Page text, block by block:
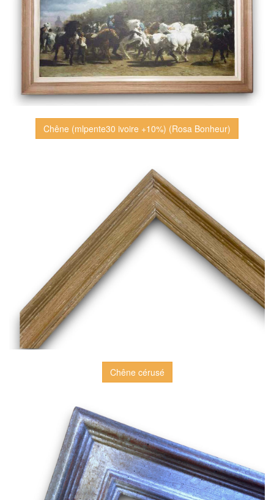
Chêne (mlpente30 ivoire +10%) (Rosa Bonheur)
Chêne cérusé